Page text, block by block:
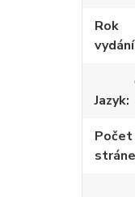
Rok
vydání
Jazyk
Počet